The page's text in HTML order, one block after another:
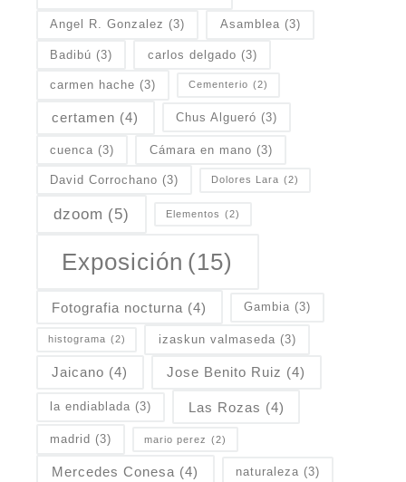
Angel R. Gonzalez (3) Asamblea (3)
Badibú (3) carlos delgado (3)
carmen hache (3) Cementerio (2)
certamen (4) Chus Algueró (3)
cuenca (3) Cámara en mano (3)
David Corrochano (3) Dolores Lara (2)
dzoom (5) Elementos (2)
Exposición (15)
Fotografia nocturna (4) Gambia (3)
histograma (2) izaskun valmaseda (3)
Jaicano (4) Jose Benito Ruiz (4)
la endiablada (3) Las Rozas (4)
madrid (3) mario perez (2)
Mercedes Conesa (4) naturaleza (3)